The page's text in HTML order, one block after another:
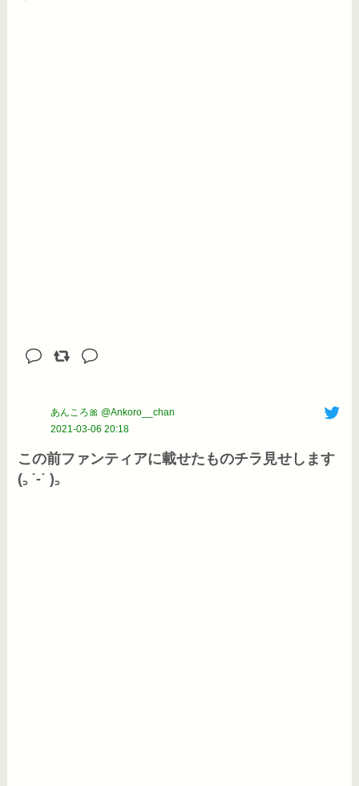
あんころ🎀 @Ankoro__chan
2021-03-06 20:18
この前ファンティアに載せたものチラ見せします
(꜆ ˙-˙ )꜆